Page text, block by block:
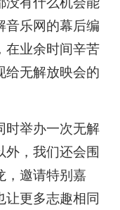
音乐网的幕后编
在业余时间辛苦
给无解放映会的
时举办一次无解
外，我们还会围
，邀请特别嘉
让更多志趣相同